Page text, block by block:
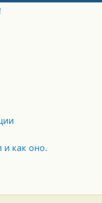
и как оно.